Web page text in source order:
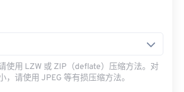
使用 LZW 或 ZIP（deflate）压缩方法。对
，请使用 JPEG 等有损压缩方法。